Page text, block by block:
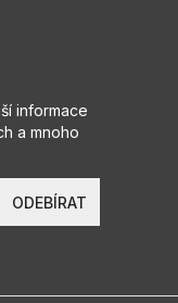
informace
a mnoho
ODEBÍRAT